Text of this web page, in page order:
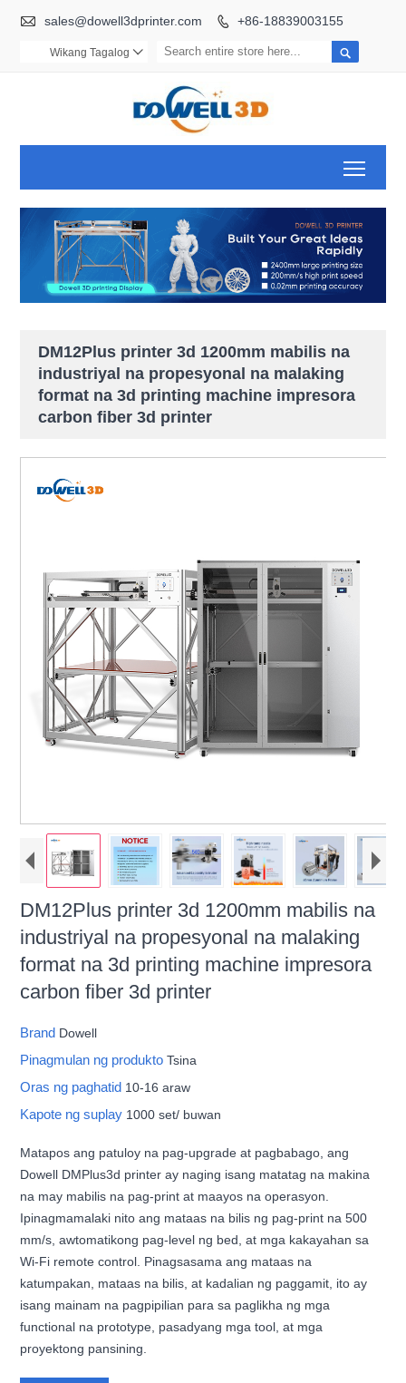
 sales@dowell3dprinter.com  +86-18839003155

Wikang Tagalog 
DM12Plus printer 3d 1200mm mabilis na
industriyal na propesyonal na malaking
format na 3d printing machine impresora
carbon fiber 3d printer
DM12Plus printer 3d 1200mm mabilis na
industriyal na propesyonal na malaking
format na 3d printing machine impresora
carbon fiber 3d printer
Brand Dowell
Pinagmulan ng produktoTsina
Oras ng paghatid 10-16 araw
Kapote ng suplay 1000 set/ buwan
Matapos ang patuloy na pag-upgrade at pagbabago, ang
Dowell DMPlus3d printer ay naging isang matatag na makina
na may mabilis na pag-print at maayos na operasyon.
Ipinagmamalaki nito ang mataas na bilis ng pag-print na 500
mm/s, awtomatikong pag-level ng bed, at mga kakayahan sa
Wi-Fi remote control. Pinagsasama ang mataas na
katumpakan, mataas na bilis, at kadalian ng paggamit, ito ay
isang mainam na pagpipilian para sa paglikha ng mga
functional na prototype, pasadyang mga tool, at mga
proyektong pansining.